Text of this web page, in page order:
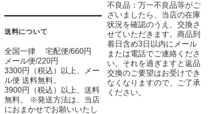
送料について
全国一律 宅配便/660円
メール便/220円
3300円（税込）以上、メー
ル便 送料無料。
3900円（税込）以上、送料
無料。 ※発送方法は、当店
におまかせでお願いいたし
不良品：万一不良品等がご
ざいましたら、当店の在庫
状況を確認のうえ、交換さ
せていただきます。商品到
着日含め3日以内にメール
または電話でご連絡くださ
い。それを過ぎますと返品
交換のご要望はお受けでき
なくなりますので、ご了承
ください。